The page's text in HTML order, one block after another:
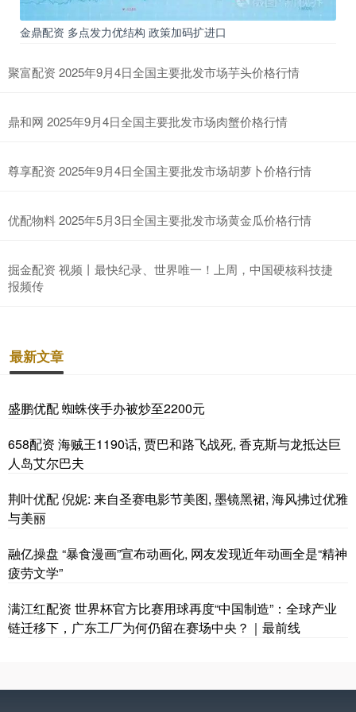
金鼎配资 多点发力优结构 政策加码扩进口
聚富配资 2025年9月4日全国主要批发市场芋头价格行情
鼎和网 2025年9月4日全国主要批发市场肉蟹价格行情
尊享配资 2025年9月4日全国主要批发市场胡萝卜价格行情
优配物料 2025年5月3日全国主要批发市场黄金瓜价格行情
掘金配资 视频丨最快纪录、世界唯一！上周，中国硬核科技捷
报频传
最新文章
盛鹏优配 蜘蛛侠手办被炒至2200元
658配资 海贼王1190话, 贾巴和路飞战死, 香克斯与龙抵达巨
人岛艾尔巴夫
荆叶优配 倪妮: 来自圣赛电影节美图, 墨镜黑裙, 海风拂过优雅
与美丽
融亿操盘 “暴食漫画”宣布动画化, 网友发现近年动画全是“精神
疲劳文学”
满江红配资 世界杯官方比赛用球再度“中国制造”：全球产业
链迁移下，广东工厂为何仍留在赛场中央？｜最前线